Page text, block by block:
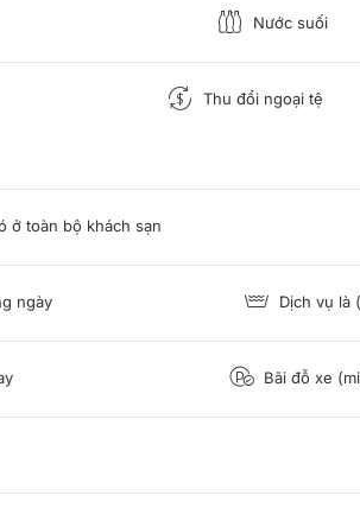
Nước suối
Thu đổi ngoại tệ
ở toàn bộ khách sạn
ngày Dịch vụ là
Bãi đỗ xe